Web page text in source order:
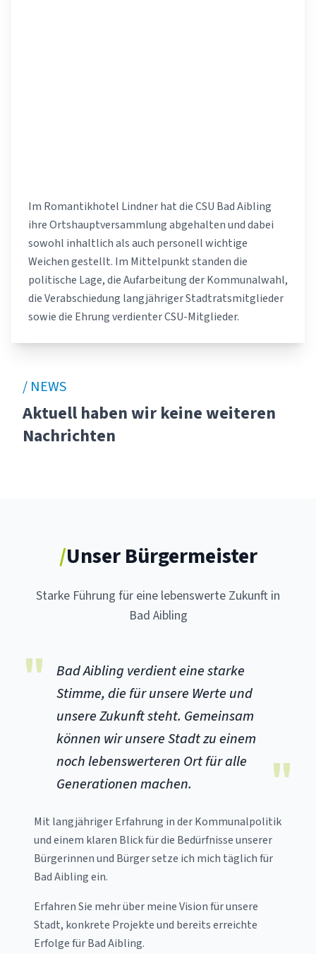
Im Romantikhotel Lindner hat die CSU Bad Aibling
ihre Ortshauptversammlung abgehalten und dabei
sowohl inhaltlich als auch personell wichtige
Weichen gestellt. Im Mittelpunkt standen die
politische Lage, die Aufarbeitung der Kommunalwahl,
die Verabschiedung langjähriger Stadtratsmitglieder
sowie die Ehrung verdienter CSU-Mitglieder.
/ NEWS
Aktuell haben wir keine weiteren
Nachrichten
/Unser Bürgermeister
Starke Führung für eine lebenswerte Zukunft in
Bad Aibling
"
Bad Aibling verdient eine starke
Stimme, die für unsere Werte und
unsere Zukunft steht. Gemeinsam
können wir unsere Stadt zu einem
noch lebenswerteren Ort für alle
Generationen machen.
"
Mit langjähriger Erfahrung in der Kommunalpolitik
und einem klaren Blick für die Bedürfnisse unserer
Bürgerinnen und Bürger setze ich mich täglich für
Bad Aibling ein.
Erfahren Sie mehr über meine Vision für unsere
Stadt, konkrete Projekte und bereits erreichte
Erfolge für Bad Aibling.